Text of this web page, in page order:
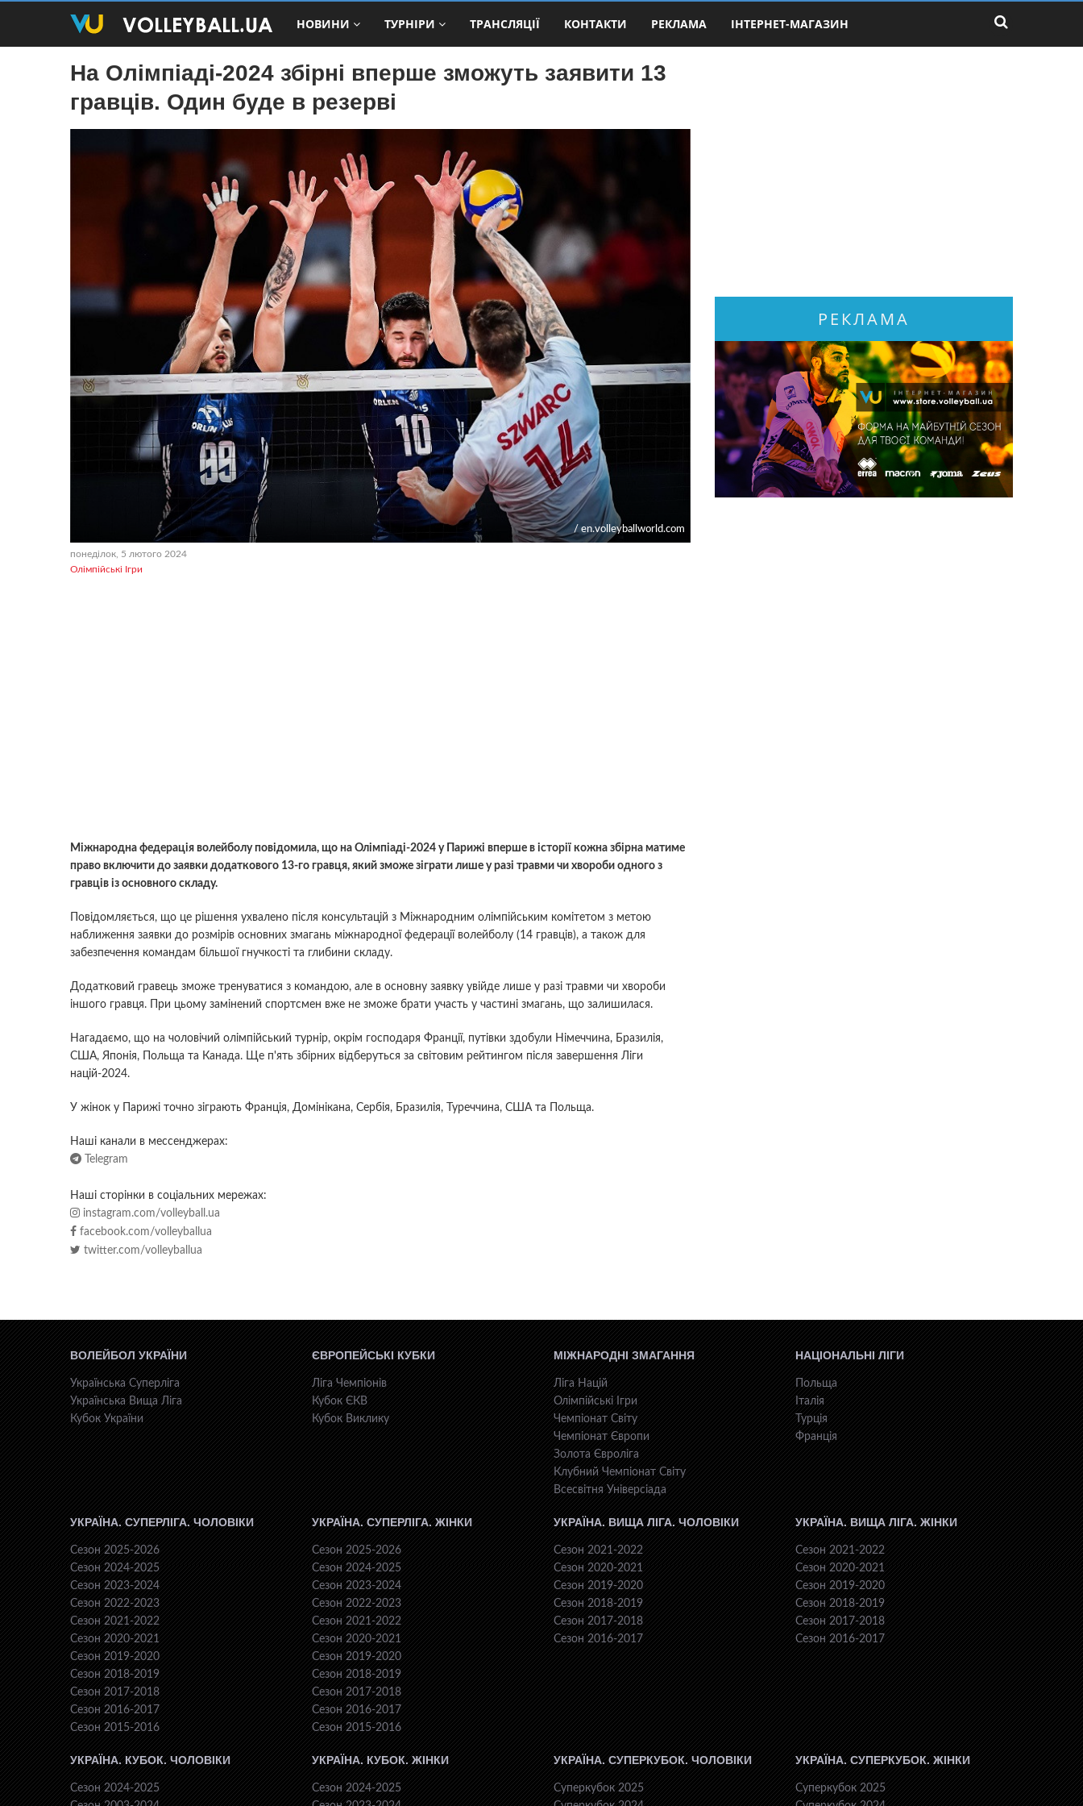
НОВИНИ ТУРНІРИ ТРАНСЛЯЦІЇ КОНТАКТИ РЕКЛАМА ІНТЕРНЕТ-МАГАЗИН
На Олімпіаді-2024 збірні вперше зможуть заявити 13
гравців. Один буде в резерві
/ en.volleyballworld.com
понеділок, 5 лютого 2024
Олімпійські Ігри
Міжнародна федерація волейболу повідомила, що на Олімпіаді-2024 у Парижі вперше в історії кожна збірна матиме
право включити до заявки додаткового 13-го гравця, який зможе зіграти лише у разі травми чи хвороби одного з
гравців із основного складу.
Повідомляється, що це рішення ухвалено після консультацій з Міжнародним олімпійським комітетом з метою
наближення заявки до розмірів основних змагань міжнародної федерації волейболу (14 гравців), а також для
забезпечення командам більшої гнучкості та глибини складу.
Додатковий гравець зможе тренуватися з командою, але в основну заявку увійде лише у разі травми чи хвороби
іншого гравця. При цьому замінений спортсмен вже не зможе брати участь у частині змагань, що залишилася.
Нагадаємо, що на чоловічий олімпійський турнір, окрім господаря Франції, путівки здобули Німеччина, Бразилія,
США, Японія, Польща та Канада. Ще п'ять збірних відберуться за світовим рейтингом після завершення Ліги
націй-2024.
У жінок у Парижі точно зіграють Франція, Домінікана, Сербія, Бразилія, Туреччина, США та Польща.
Наші канали в мессенджерах:
Telegram
Наші сторінки в соціальних мережах:
instagram.com/volleyball.ua
facebook.com/volleyballua
twitter.com/volleyballua
РЕКЛАМА
ВОЛЕЙБОЛ УКРАЇНИ
Українська Суперліга
Українська Вища Ліга
Кубок України
ЄВРОПЕЙСЬКІ КУБКИ
Ліга Чемпіонів
Кубок ЄКВ
Кубок Виклику
МІЖНАРОДНІ ЗМАГАННЯ
Ліга Націй
Олімпійські Ігри
Чемпіонат Світу
Чемпіонат Європи
Золота Євроліга
Клубний Чемпіонат Світу
Всесвiтня Унiверсiaда
НАЦІОНАЛЬНІ ЛІГИ
Польща
Італія
Турція
Франція
УКРАЇНА. СУПЕРЛІГА. ЧОЛОВІКИ
Сезон 2025-2026
Сезон 2024-2025
Сезон 2023-2024
Сезон 2022-2023
Сезон 2021-2022
Сезон 2020-2021
Сезон 2019-2020
Сезон 2018-2019
Сезон 2017-2018
Сезон 2016-2017
Сезон 2015-2016
УКРАЇНА. СУПЕРЛІГА. ЖІНКИ
Сезон 2025-2026
Сезон 2024-2025
Сезон 2023-2024
Сезон 2022-2023
Сезон 2021-2022
Сезон 2020-2021
Сезон 2019-2020
Сезон 2018-2019
Сезон 2017-2018
Сезон 2016-2017
Сезон 2015-2016
УКРАЇНА. ВИЩА ЛІГА. ЧОЛОВІКИ
Сезон 2021-2022
Сезон 2020-2021
Сезон 2019-2020
Сезон 2018-2019
Сезон 2017-2018
Сезон 2016-2017
УКРАЇНА. ВИЩА ЛІГА. ЖІНКИ
Сезон 2021-2022
Сезон 2020-2021
Сезон 2019-2020
Сезон 2018-2019
Сезон 2017-2018
Сезон 2016-2017
УКРАЇНА. КУБОК. ЧОЛОВІКИ
Сезон 2024-2025
УКРАЇНА. КУБОК. ЖІНКИ
Сезон 2024-2025
УКРАЇНА. СУПЕРКУБОК. ЧОЛОВІКИ
Суперкубок 2025
УКРАЇНА. СУПЕРКУБОК. ЖІНКИ
Суперкубок 2025